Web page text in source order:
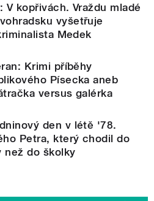
V kopřivách. Vraždu mladé
vyšetřuje
Medek
Krimi příběhy
Písecka aneb
versus galérka
den v létě '78.
Petra, který chodil do
než do školky